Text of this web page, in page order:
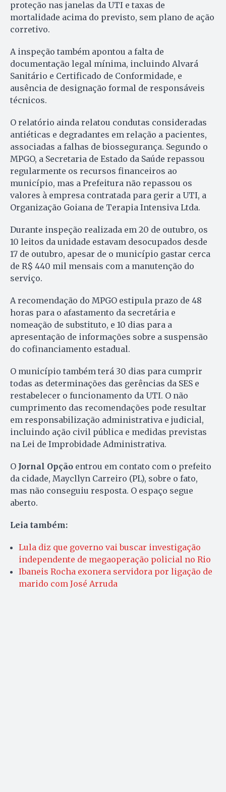
proteção nas janelas da UTI e taxas de
mortalidade acima do previsto, sem plano de ação
corretivo.
A inspeção também apontou a falta de
documentação legal mínima, incluindo Alvará
Sanitário e Certificado de Conformidade, e
ausência de designação formal de responsáveis
técnicos.
O relatório ainda relatou condutas consideradas
antiéticas e degradantes em relação a pacientes,
associadas a falhas de biossegurança. Segundo o
MPGO, a Secretaria de Estado da Saúde repassou
regularmente os recursos financeiros ao
município, mas a Prefeitura não repassou os
valores à empresa contratada para gerir a UTI, a
Organização Goiana de Terapia Intensiva Ltda.
Durante inspeção realizada em 20 de outubro, os
10 leitos da unidade estavam desocupados desde
17 de outubro, apesar de o município gastar cerca
de R$ 440 mil mensais com a manutenção do
serviço.
A recomendação do MPGO estipula prazo de 48
horas para o afastamento da secretária e
nomeação de substituto, e 10 dias para a
apresentação de informações sobre a suspensão
do cofinanciamento estadual.
O município também terá 30 dias para cumprir
todas as determinações das gerências da SES e
restabelecer o funcionamento da UTI. O não
cumprimento das recomendações pode resultar
em responsabilização administrativa e judicial,
incluindo ação civil pública e medidas previstas
na Lei de Improbidade Administrativa.
O Jornal Opção entrou em contato com o prefeito
da cidade, Maycllyn Carreiro (PL), sobre o fato,
mas não conseguiu resposta. O espaço segue
aberto.
Leia também:
Lula diz que governo vai buscar investigação
independente de megaoperação policial no Rio
Ibaneis Rocha exonera servidora por ligação de
marido com José Arruda